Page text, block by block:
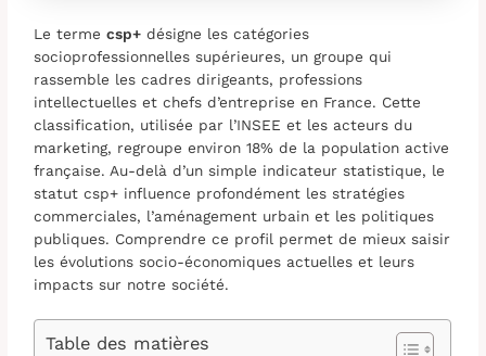
Le termecsp+ désigne les catégories
socioprofessionnelles supérieures, un groupe qui
rassemble les cadres dirigeants, professions
intellectuelles et chefs d’entreprise en France. Cette
classification, utilisée par l’INSEE et les acteurs du
marketing, regroupe environ 18% de la population active
française. Au-delà d’un simple indicateur statistique, le
statut csp+ influence profondément les stratégies
commerciales, l’aménagement urbain et les politiques
publiques. Comprendre ce profil permet de mieux saisir
les évolutions socio-économiques actuelles et leurs
impacts sur notre société.
Table des matières